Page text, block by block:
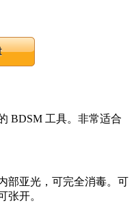
BDSM 工具。非常适合
部亚光，可完全消毒。可
张开。